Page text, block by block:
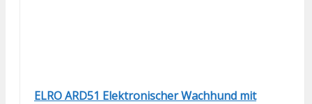
ELRO ARD51 Elektronischer Wachhund mit